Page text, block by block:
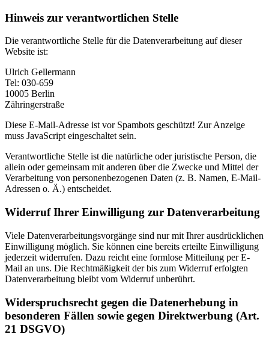
Hinweis zur verantwortlichen Stelle
Die verantwortliche Stelle für die Datenverarbeitung auf dieser
Website ist:
Ulrich Gellermann
Tel: 030-659
10005 Berlin
Zähringerstraße
Diese E-Mail-Adresse ist vor Spambots geschützt! Zur Anzeige
muss JavaScript eingeschaltet sein.
Verantwortliche Stelle ist die natürliche oder juristische Person, die
allein oder gemeinsam mit anderen über die Zwecke und Mittel der
Verarbeitung von personenbezogenen Daten (z. B. Namen, E-Mail-
Adressen o. Ä.) entscheidet.
Widerruf Ihrer Einwilligung zur Datenverarbeitung
Viele Datenverarbeitungsvorgänge sind nur mit Ihrer ausdrücklichen
Einwilligung möglich. Sie können eine bereits erteilte Einwilligung
jederzeit widerrufen. Dazu reicht eine formlose Mitteilung per E-
Mail an uns. Die Rechtmäßigkeit der bis zum Widerruf erfolgten
Datenverarbeitung bleibt vom Widerruf unberührt.
Widerspruchsrecht gegen die Datenerhebung in
besonderen Fällen sowie gegen Direktwerbung (Art.
21 DSGVO)